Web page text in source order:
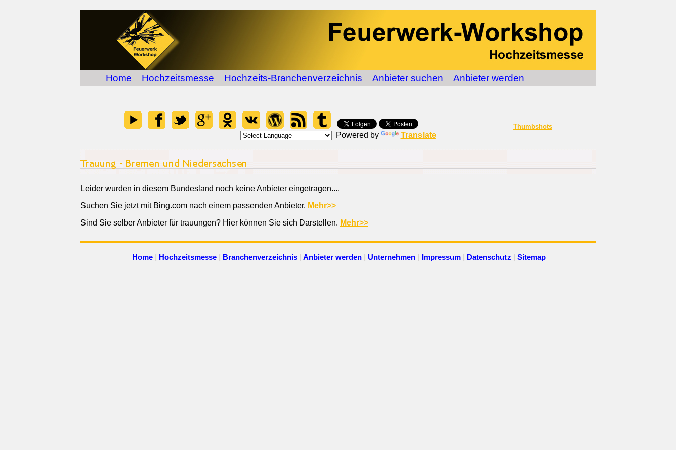
Home Hochzeitsmesse Hochzeits-Branchenverzeichnis Anbieter suchen Anbieter werden
Thumbshots
Powered by Translate
Leider wurden in diesem Bundesland noch keine Anbieter eingetragen....
Suchen Sie jetzt mit Bing.com nach einem passenden Anbieter. Mehr>>
Sind Sie selber Anbieter für trauungen? Hier können Sie sich Darstellen. Mehr>>
Home | Hochzeitsmesse | Branchenverzeichnis | Anbieter werden | Unternehmen | Impressum | Datenschutz | Sitemap